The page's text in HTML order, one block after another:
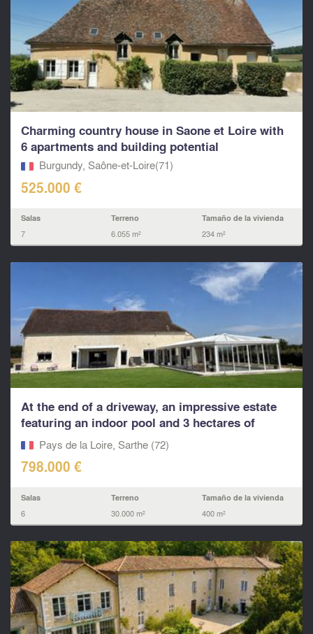
Charming country house in Saone et Loire with
6 apartments and building potential
Burgundy, Saône-et-Loire(71)
525.000 €
Salas
7
Terreno
6.055 m²
Tamaño de la vivienda
234 m²
At the end of a driveway, an impressive estate
featuring an indoor pool and 3 hectares of
grounds.
Pays de la Loire, Sarthe (72)
798.000 €
Salas
6
Terreno
30.000 m²
Tamaño de la vivienda
400 m²